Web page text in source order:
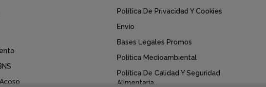
Política De Privacidad Y Cookies
Envío
Bases Legales Promos
Política Medioambiental
Política De Calidad Y Seguridad
Alimentaria